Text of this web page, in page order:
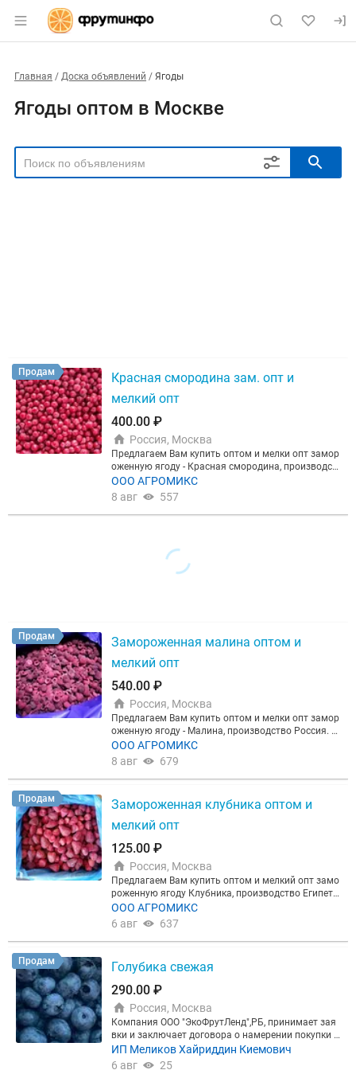
Главная Доска объявлений Ягоды
Ягоды оптом в Москве
ТЕРМ. СОСТ.
Продам
Красная смородина зам. опт и
мелкий опт
400.00 ₽
Россия, Москва
Предлагаем Вам купить оптом и мелки опт замор
оженную ягоду - Красная смородина, производст
во Китай. Срок годности при минус 18С - 24 меся
ца.
ООО АГРОМИКС
8 авг
557
Продам
Замороженная малина оптом и
мелкий опт
540.00 ₽
Россия, Москва
Предлагаем Вам купить оптом и мелки опт замор
оженную ягоду - Малина, производство Россия. С
рок годности при минус 18С - 24 месяца.
ООО АГРОМИКС
8 авг
679
Продам
Замороженная клубника оптом и
мелкий опт
125.00 ₽
Россия, Москва
Предлагаем Вам купить оптом и мелкий опт замо
роженную ягоду Клубника, производство Египет.
Весовая продукция в гофрокоробах по 10 кг. Срок
годности при минус 18С - 24 месяца.
ООО АГРОМИКС
6 авг
637
Продам
Голубика свежая
290.00 ₽
Россия, Москва
Компания ООО "ЭкоФрутЛенд",РБ, принимает зая
вки и заключает договора о намерении покупки с
езонной ягоды голубики, вишни, смородины чёрн
ой, красной, крыжовника, малины, черники, рябин
ИП Меликов Хайриддин Киемович⁠
6 авг
25